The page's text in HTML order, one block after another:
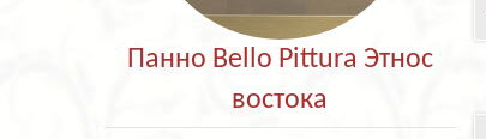
Панно Bello Pittura Этнос
востока